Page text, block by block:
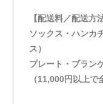
【配送料／配送方
ソックス・ハンカ
ス）
プレート・ブラン
（11,000円以上で